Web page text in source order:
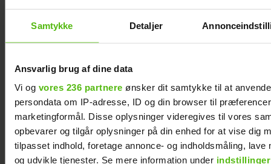
Samtykke Detaljer
Ansvarlig brug af dine data
Vi og vores 236 partnere ønsker dit samtykke til at
persondata om IP-adresse, ID og din browser til
marketingformål. Disse oplysninger videregives til vores
opbevarer og tilgår oplysninger på din enhed for at vise dig
tilpasset indhold, foretage annonce- og indholdsmåling, lave
og udvikle tjenester. Se mere information under indstillinger
Sommer er gravid
igen
deler deres bedste
festivalstips